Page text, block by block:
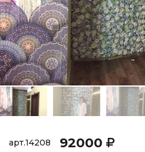
арт.14208 92000